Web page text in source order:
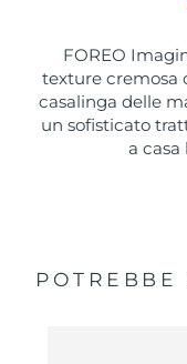
FOREO
texture cremosa
casalinga delle
un sofisticato
a casa
POTREBBE